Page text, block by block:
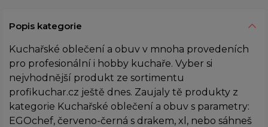
Popis kategorie
Kuchařské oblečení a obuv v mnoha provedeních
pro profesionální i hobby kuchaře. Vyber si
nejvhodnější produkt ze sortimentu
profikuchar.cz ještě dnes. Zaujaly tě produkty z
kategorie Kuchařské oblečení a obuv s parametry:
EGOchef, červeno-černá s drakem, xl, nebo sáhneš